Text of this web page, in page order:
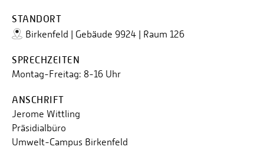
STANDORT
Birkenfeld | Gebäude 9924 | Raum 126
SPRECHZEITEN
Montag-Freitag: 8-16 Uhr
ANSCHRIFT
Jerome Wittling
Präsidialbüro
Umwelt-Campus Birkenfeld